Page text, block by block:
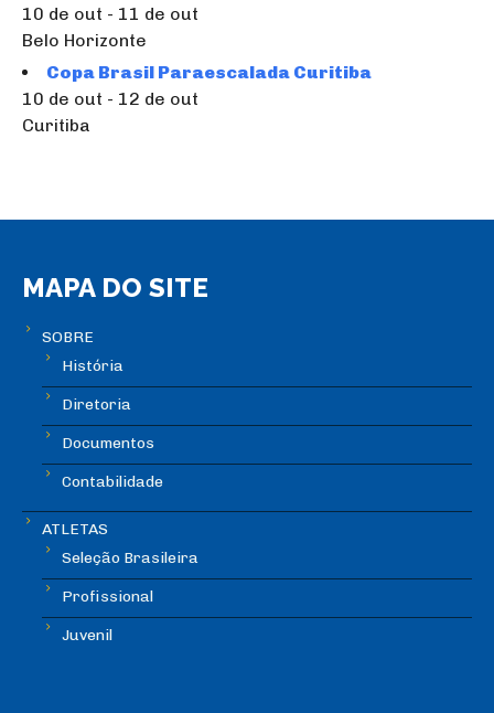
10 de out - 11 de out
Belo Horizonte
Copa Brasil Paraescalada Curitiba
10 de out - 12 de out
Curitiba
MAPA DO SITE
SOBRE
História
Diretoria
Documentos
Contabilidade
ATLETAS
Seleção Brasileira
Profissional
Juvenil